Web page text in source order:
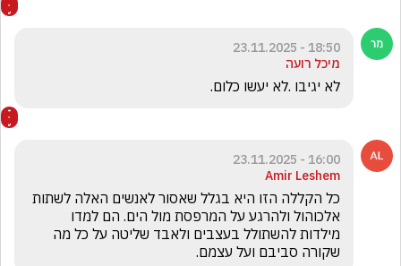
18:50 - 23.11.2025
מיכל רועה
לא יגיבו .לא יעשו כלום.
16:00 - 23.11.2025
Amir Leshem
שקורה סביבם ועל עצמם.